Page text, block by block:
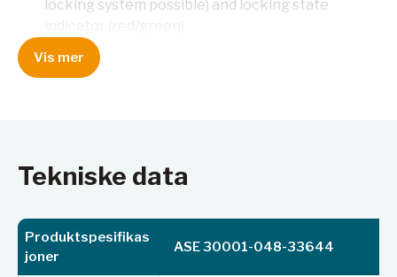
locking system possible) and locking state
Easy transport:
removable, optional base cover
system, spinning wheel in the exhaust grid as an
Vis mer
Tekniske data
Produktspesifikas
joner
ASE 30001-048-33644